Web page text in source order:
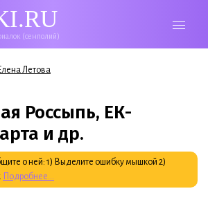
(сенполий)
Летова
Россыпь, ЕК-
и др.
о ней: 1) Выделите ошибку мышкой 2)
Подробнее...